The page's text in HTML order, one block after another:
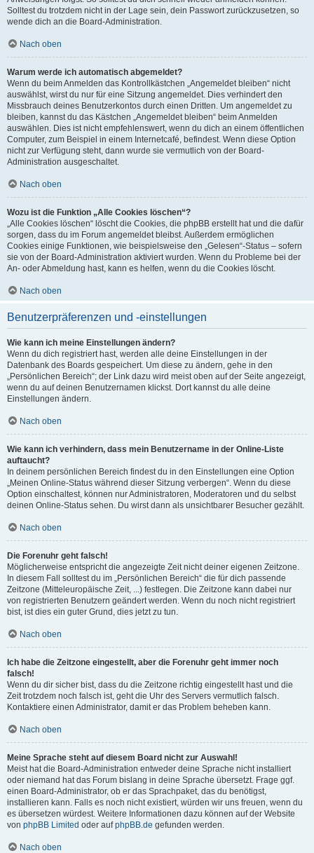
Solltest du trotzdem nicht in der Lage sein, dein Passwort zurückzusetzen, so
wende dich an die Board-Administration.
Nach oben
Warum werde ich automatisch abgemeldet?
Wenn du beim Anmelden das Kontrollkästchen „Angemeldet bleiben“ nicht
auswählst, wirst du nur für eine Sitzung angemeldet. Dies verhindert den
Missbrauch deines Benutzerkontos durch einen Dritten. Um angemeldet zu
bleiben, kannst du das Kästchen „Angemeldet bleiben“ beim Anmelden
auswählen. Dies ist nicht empfehlenswert, wenn du dich an einem öffentlichen
Computer, zum Beispiel in einem Internetcafé, befindest. Wenn diese Option
nicht zur Verfügung steht, dann wurde sie vermutlich von der Board-
Administration ausgeschaltet.
Nach oben
Wozu ist die Funktion „Alle Cookies löschen“?
„Alle Cookies löschen“ löscht die Cookies, die phpBB erstellt hat und die dafür
sorgen, dass du im Forum angemeldet bleibst. Außerdem ermöglichen
Cookies einige Funktionen, wie beispielsweise den „Gelesen“-Status – sofern
sie von der Board-Administration aktiviert wurden. Wenn du Probleme bei der
An- oder Abmeldung hast, kann es helfen, wenn du die Cookies löscht.
Nach oben
Benutzerpräferenzen und -einstellungen
Wie kann ich meine Einstellungen ändern?
Wenn du dich registriert hast, werden alle deine Einstellungen in der
Datenbank des Boards gespeichert. Um diese zu ändern, gehe in den
„Persönlichen Bereich“; der Link dazu wird meist oben auf der Seite angezeigt,
wenn du auf deinen Benutzernamen klickst. Dort kannst du alle deine
Einstellungen ändern.
Nach oben
Wie kann ich verhindern, dass mein Benutzername in der Online-Liste
auftaucht?
In deinem persönlichen Bereich findest du in den Einstellungen eine Option
„Meinen Online-Status während dieser Sitzung verbergen“. Wenn du diese
Option einschaltest, können nur Administratoren, Moderatoren und du selbst
deinen Online-Status sehen. Du wirst dann als unsichtbarer Besucher gezählt.
Nach oben
Die Forenuhr geht falsch!
Möglicherweise entspricht die angezeigte Zeit nicht deiner eigenen Zeitzone.
In diesem Fall solltest du im „Persönlichen Bereich“ die für dich passende
Zeitzone (Mitteleuropäische Zeit, ...) festlegen. Die Zeitzone kann dabei nur
von registrierten Benutzern geändert werden. Wenn du noch nicht registriert
bist, ist dies ein guter Grund, dies jetzt zu tun.
Nach oben
Ich habe die Zeitzone eingestellt, aber die Forenuhr geht immer noch
falsch!
Wenn du dir sicher bist, dass du die Zeitzone richtig eingestellt hast und die
Zeit trotzdem noch falsch ist, geht die Uhr des Servers vermutlich falsch.
Kontaktiere einen Administrator, damit er das Problem beheben kann.
Nach oben
Meine Sprache steht auf diesem Board nicht zur Auswahl!
Meist hat die Board-Administration entweder deine Sprache nicht installiert
oder niemand hat das Forum bislang in deine Sprache übersetzt. Frage ggf.
einen Board-Administrator, ob er das Sprachpaket, das du benötigst,
installieren kann. Falls es noch nicht existiert, würden wir uns freuen, wenn du
es übersetzen würdest. Weitere Informationen dazu können auf der Website
von phpBB Limited oder aufphpBB.de gefunden werden.
Nach oben